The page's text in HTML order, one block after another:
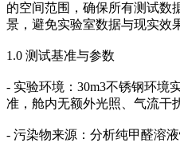
的空间范围，确保所有测试数
景，避免实验室数据与现实效
1.0 测试基准与参数
- 实验环境：30m3不锈钢环境
准，舱内无额外光照、气流干
- 污染物来源：分析纯甲醛溶